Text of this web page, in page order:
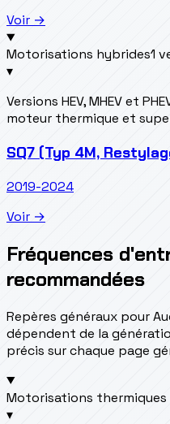
Voir →
Motorisations hybrides1
▾
Versions HEV, MHEV et
moteur thermique et
SQ7 (Typ 4M,
2019-2024
Voir →
Fréquences
recommandées
Repères généraux pour
dépendent de la
précis sur chaque page
Motorisations thermiques
▾